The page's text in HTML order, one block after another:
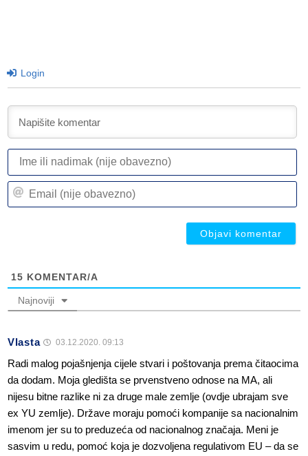
Login
15 KOMENTAR/A
Najnoviji
Vlasta 03.12.2020. 09:13
Radi malog pojašnjenja cijele stvari i poštovanja prema čitaocima
da dodam. Moja gledišta se prvenstveno odnose na MA, ali
nijesu bitne razlike ni za druge male zemlje (ovdje ubrajam sve
ex YU zemlje). Države moraju pomoći kompanije sa nacionalnim
imenom jer su to preduzeća od nacionalnog značaja. Meni je
sasvim u redu, pomoć koja je dozvoljena regulativom EU – da se